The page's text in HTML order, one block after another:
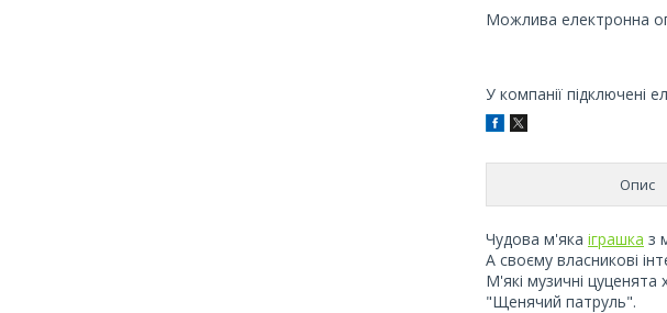
У компанії підключені
Опис
Чудова м'яка іграшка з
А своєму власникові
М'які музичні
"Щенячий патруль".